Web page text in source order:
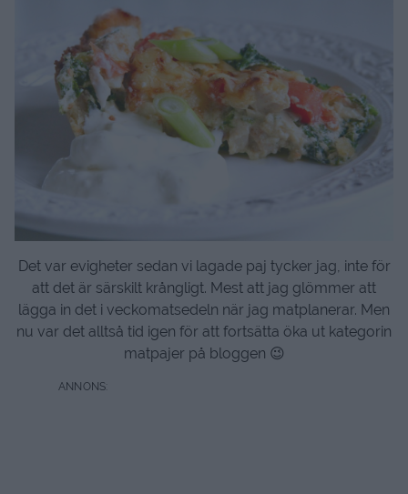
Det var evigheter sedan vi lagade paj tycker jag, inte för
att det är särskilt krångligt. Mest att jag glömmer att
lägga in det i veckomatsedeln när jag matplanerar. Men
nu var det alltså tid igen för att fortsätta öka ut kategorin
matpajer på bloggen 😉